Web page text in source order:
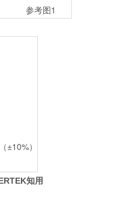
参考图1
±10%）
知用